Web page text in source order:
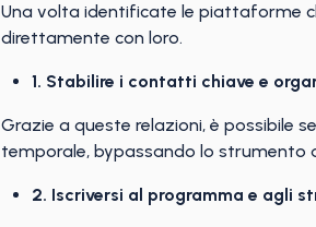
Una volta identificate le piattaforme
direttamente con loro.
1. Stabilire i contatti chiave e
Grazie a queste relazioni, è possibile
temporale, bypassando lo strumento
2. Iscriversi al programma e agli